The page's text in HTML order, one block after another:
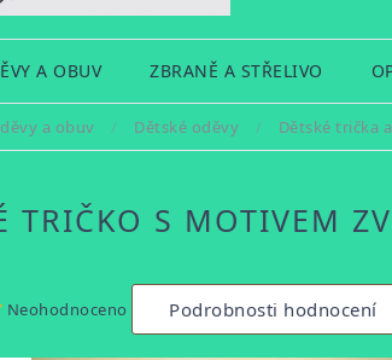
A OBUV ZBRANĚ A STŘELIVO
a obuv / Dětské oděvy / Dětské trička
TRIČKO S MOTIVEM
hodnocení
Neohodnoceno Podrobnosti hodnocení